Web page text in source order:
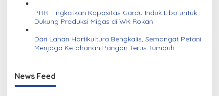
PHR Tingkatkan Kapasitas Gardu Induk Libo untuk
Dukung Produksi Migas di WK Rokan
Dari Lahan Hortikultura Bengkalis, Semangat Petani
Menjaga Ketahanan Pangan Terus Tumbuh
News Feed